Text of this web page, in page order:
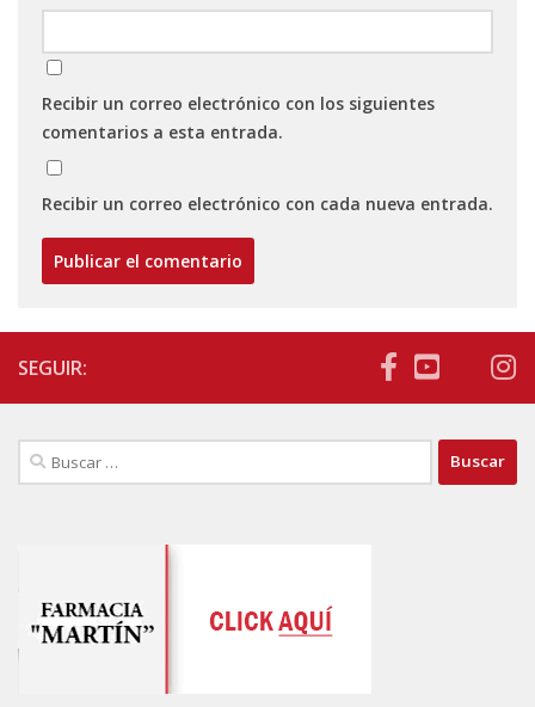
Recibir un correo electrónico con los siguientes
comentarios a esta entrada.
Recibir un correo electrónico con cada nueva entrada.
SEGUIR:
Buscar: